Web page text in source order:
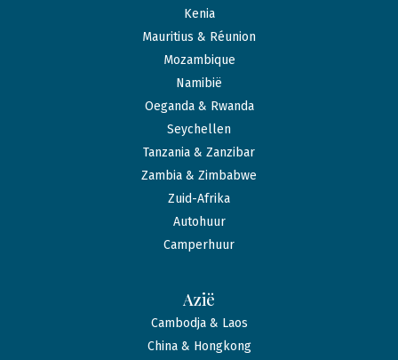
Kenia
Mauritius & Réunion
Mozambique
Namibië
Oeganda & Rwanda
Seychellen
Tanzania & Zanzibar
Zambia & Zimbabwe
Zuid-Afrika
Autohuur
Camperhuur
Azië
Cambodja & Laos
China & Hongkong